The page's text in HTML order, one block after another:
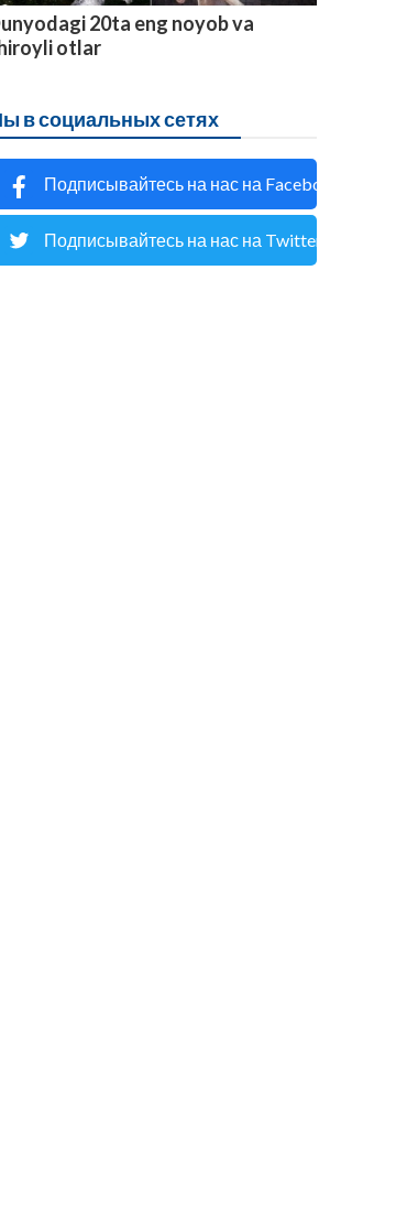
20ta eng noyob va
otlar
в социальных сетях
Подписывайтесь на нас на Facebook
Подписывайтесь на нас на Twitter